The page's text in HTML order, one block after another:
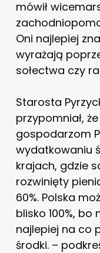
mówił
Oni najlepiej
wyrażają
sołectwa czy
Starosta
przypomniał,
gospodarzom
wydatkowaniu
krajach, gdzie
rozwinięty
60%. Polska
blisko 100%,
najlepiej na co
środki. –